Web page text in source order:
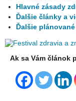
Hlavné zásady
Ďalšie články a
Ďalšie
Ak sa Vám článok